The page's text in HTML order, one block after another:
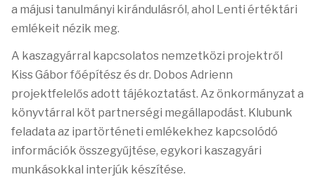
a májusi tanulmányi kirándulásról, ahol Lenti értéktári
emlékeit nézik meg.
A kaszagyárral kapcsolatos nemzetközi projektről
Kiss Gábor főépítész és dr. Dobos Adrienn
projektfelelős adott tájékoztatást. Az önkormányzat a
könyvtárral köt partnerségi megállapodást. Klubunk
feladata az ipartörténeti emlékekhez kapcsolódó
információk összegyűjtése, egykori kaszagyári
munkásokkal interjúk készítése.